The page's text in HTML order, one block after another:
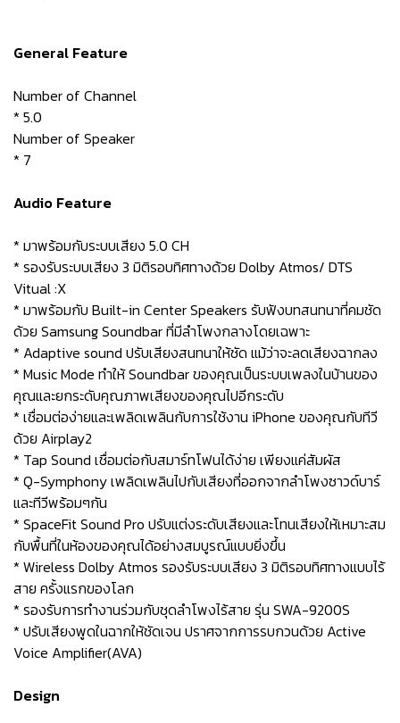
General Feature
Number of Channel
* 5.0
Number of Speaker
* 7
Audio Feature
* มาพร้อมกับระบบเสียง 5.0 CH
* รองรับระบบเสียง 3 มิติรอบทิศทางด้วย Dolby Atmos/ DTS
Vitual :X
* มาพร้อมกับ Built-in Center Speakers รับฟังบทสนทนาที่คมชัด
ด้วย Samsung Soundbar ที่มีลำโพงกลางโดยเฉพาะ
* Adaptive sound ปรับเสียงสนทนาให้ชัด แม้ว่าจะลดเสียงฉากลง
* Music Mode ทำให้ Soundbar ของคุณเป็นระบบเพลงในบ้านของ
คุณและยกระดับคุณภาพเสียงของคุณไปอีกระดับ
* เชื่อมต่อง่ายและเพลิดเพลินกับการใช้งาน iPhone ของคุณกับทีวี
ด้วย Airplay2
* Tap Sound เชื่อมต่อกับสมาร์ทโฟนได้ง่าย เพียงแค่สัมผัส
* Q-Symphony เพลิดเพลินไปกับเสียงที่ออกจากลำโพงซาวด์บาร์
และทีวีพร้อมๆกัน
* SpaceFit Sound Pro ปรับแต่งระดับเสียงและโทนเสียงให้เหมาะสม
กับพื้นที่ในห้องของคุณได้อย่างสมบูรณ์แบบยิ่งขึ้น
* Wireless Dolby Atmos รองรับระบบเสียง 3 มิติรอบทิศทางแบบไร้
สาย ครั้งแรกของโลก
* รองรับการทำงานร่วมกับชุดลำโพงไร้สาย รุ่น SWA-9200S
* ปรับเสียงพูดในฉากให้ชัดเจน ปราศจากการรบกวนด้วย Active
Voice Amplifier(AVA)
Design